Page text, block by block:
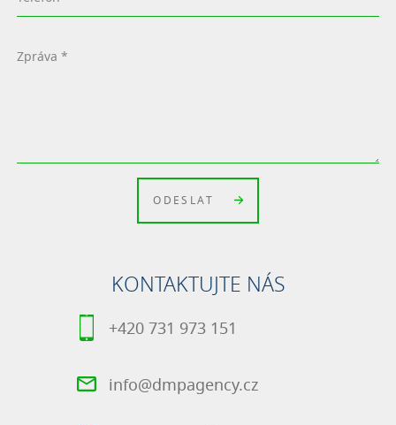
ODESLAT
KONTAKTUJTE NÁS
+420 731 973 151
info@dmpagency.cz